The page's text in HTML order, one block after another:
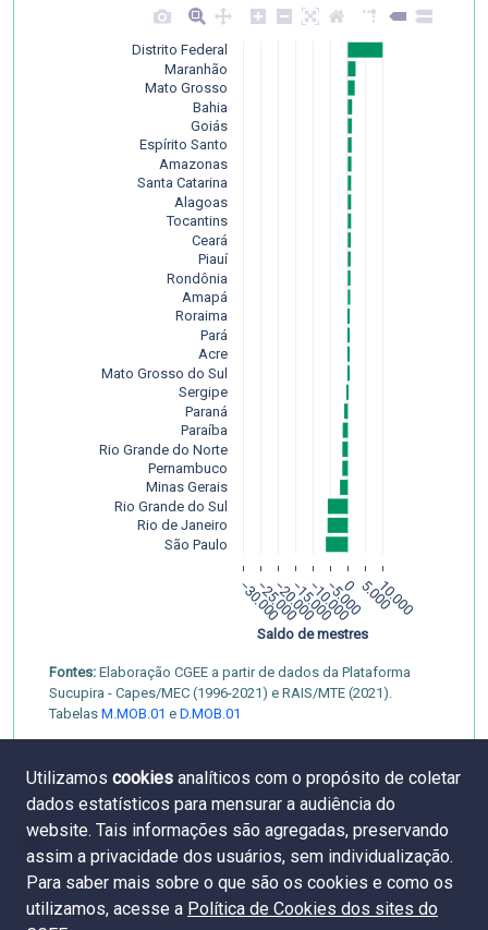
−30.000
−25.000
−20.000
−15.000
−10.000
−5.000
0 5.00010.000
São Paulo
Rio de Janeiro
Rio Grande do Sul
Minas Gerais
Pernambuco
Rio Grande do Norte
Paraíba
Paraná
Sergipe
Mato Grosso do Sul
Acre
Pará
Roraima
Amapá
Rondônia
Piauí
Ceará
Tocantins
Alagoas
Santa Catarina
Amazonas
Espírito Santo
Goiás
Bahia
Mato Grosso
Maranhão
Distrito Federal
Saldo de mestres
Fontes: Elaboração CGEE a partir de dados da Plataforma
Sucupira - Capes/MEC (1996-2021) e RAIS/MTE (2021).
Tabelas M.MOB.01 e D.MOB.01
Utilizamos cookies analíticos com o propósito de coletar
dados estatísticos para mensurar a audiência do
website. Tais informações são agregadas, preservando
assim a privacidade dos usuários, sem individualização.
Para saber mais sobre o que são os cookies e como os
utilizamos, acesse a Política de Cookies dos sites do